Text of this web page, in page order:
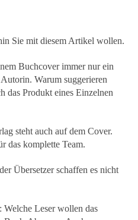
Sie mit diesem Artikel wollen.
Buchcover immer nur ein
Warum suggerieren
das Produkt eines Einzelnen
steht auch auf dem Cover.
das komplette Team.
Übersetzer schaffen es nicht
Welche Leser wollen das